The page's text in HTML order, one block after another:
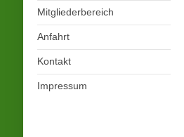
Mitgliederbereich
Anfahrt
Kontakt
Impressum